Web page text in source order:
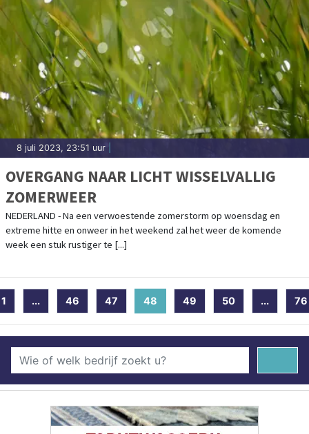
8 juli 2023, 23:51 uur
OVERGANG NAAR LICHT WISSELVALLIG
ZOMERWEER
NEDERLAND - Na een verwoestende zomerstorm op woensdag en
extreme hitte en onweer in het weekend zal het weer de komende
week een stuk rustiger te [...]
1 ... 46 47 48 (current)
49 50 ... 76